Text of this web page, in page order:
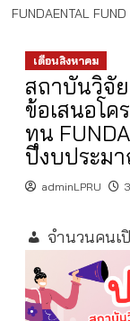
FUNDAENTAL
เดือนสิงหาคม
สถาบันวิจั
ข้อเสนอโค
ทุน
ปีงบประม
adminLPRU
จำนวนคนเ